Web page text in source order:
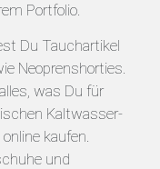
Portfolio.
Du Tauchartikel
Neoprenshorties.
was Du für
Kaltwasser-
kaufen.
und